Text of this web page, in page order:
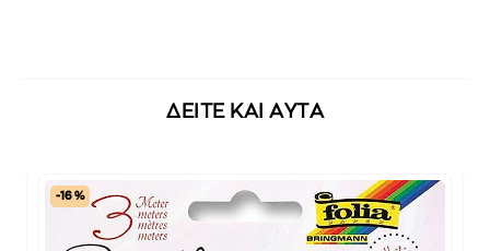
ΔΕΙΤΕ ΚΑΙ ΑΥΤΑ
-16 %